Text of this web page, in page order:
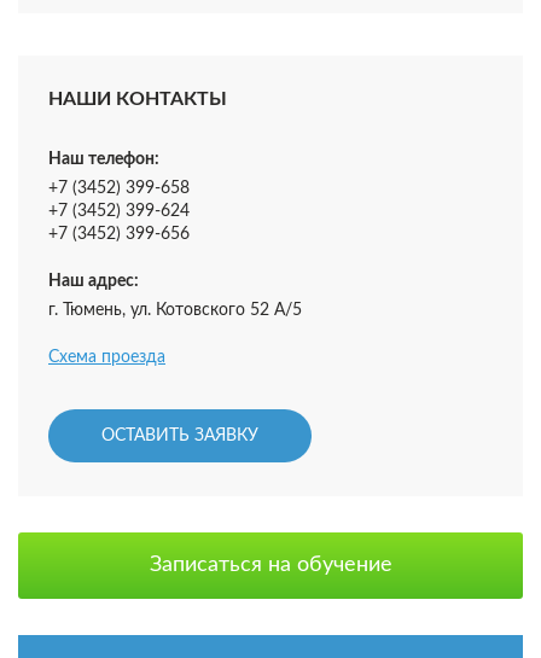
НАШИ КОНТАКТЫ
Наш телефон:
+7 (3452) 399-658
+7 (3452) 399-624
+7 (3452) 399-656
Наш адрес:
г. Тюмень, ул. Котовского 52 А/5
Схема проезда
ОСТАВИТЬ ЗАЯВКУ
Записаться на обучение